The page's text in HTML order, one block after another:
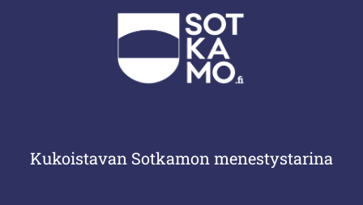
Kukoistavan Sotkamon menestystarina